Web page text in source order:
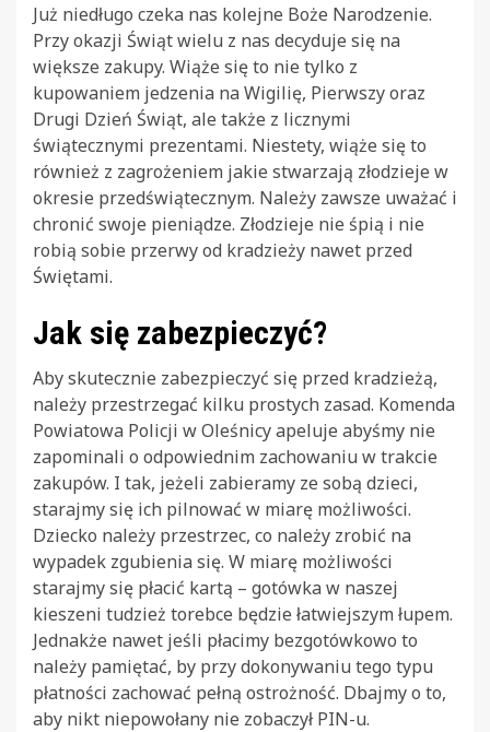
Już niedługo czeka nas kolejne Boże Narodzenie.
Przy okazji Świąt wielu z nas decyduje się na
większe zakupy. Wiąże się to nie tylko z
kupowaniem jedzenia na Wigilię, Pierwszy oraz
Drugi Dzień Świąt, ale także z licznymi
świątecznymi prezentami. Niestety, wiąże się to
również z zagrożeniem jakie stwarzają złodzieje w
okresie przedświątecznym. Należy zawsze uważać i
chronić swoje pieniądze. Złodzieje nie śpią i nie
robią sobie przerwy od kradzieży nawet przed
Świętami.
Jak się zabezpieczyć?
Aby skutecznie zabezpieczyć się przed kradzieżą,
należy przestrzegać kilku prostych zasad. Komenda
Powiatowa Policji w Oleśnicy apeluje abyśmy nie
zapominali o odpowiednim zachowaniu w trakcie
zakupów. I tak, jeżeli zabieramy ze sobą dzieci,
starajmy się ich pilnować w miarę możliwości.
Dziecko należy przestrzec, co należy zrobić na
wypadek zgubienia się. W miarę możliwości
starajmy się płacić kartą – gotówka w naszej
kieszeni tudzież torebce będzie łatwiejszym łupem.
Jednakże nawet jeśli płacimy bezgotówkowo to
należy pamiętać, by przy dokonywaniu tego typu
płatności zachować pełną ostrożność. Dbajmy o to,
aby nikt niepowołany nie zobaczył PIN-u.